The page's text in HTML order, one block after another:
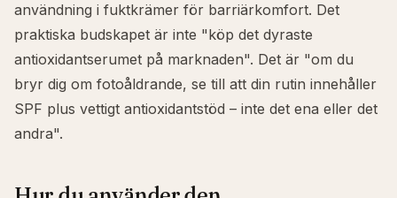
användning i fuktkrämer för barriärkomfort. Det
praktiska budskapet är inte "köp det dyraste
antioxidantserumet på marknaden". Det är "om du
bryr dig om fotoåldrande, se till att din rutin innehåller
SPF plus vettigt antioxidantstöd – inte det ena eller det
andra".